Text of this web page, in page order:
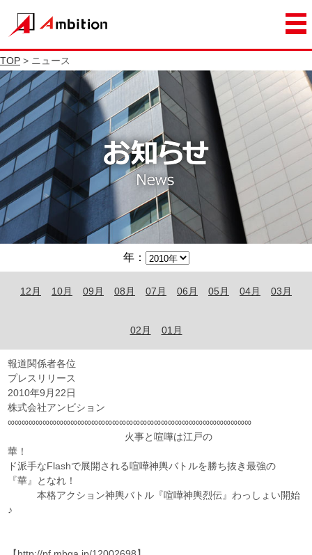
TOP > ニュース
年：
12月 10月 09月 08月 07月 06月 05月 04月 03月
02月 01月
報道関係者各位
プレスリリース
2010年9月22日
株式会社アンビション
∞∞∞∞∞∞∞∞∞∞∞∞∞∞∞∞∞∞∞∞∞∞∞∞∞∞∞∞∞∞∞∞∞∞∞
火事と喧嘩は江戸の
華！
ド派手なFlashで展開される喧嘩神輿バトルを勝ち抜き最強の
『華』となれ！
本格アクション神輿バトル『喧嘩神輿烈伝』わっしょい開始
♪